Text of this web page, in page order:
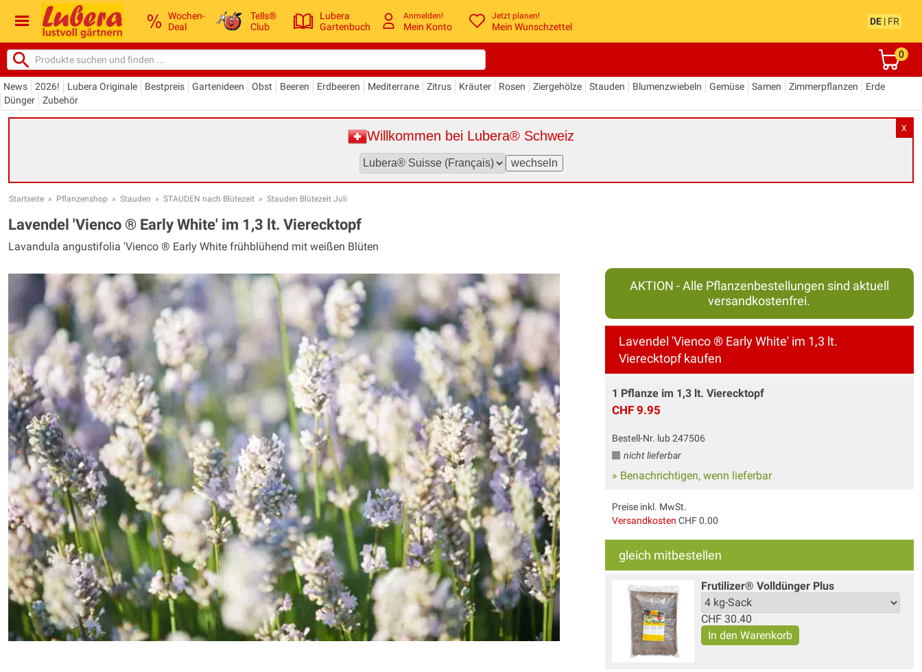
Wochen-
Deal
Tells®
Club
Lubera
Gartenbuch
Anmelden!
Mein Konto
Jetzt planen!
Mein Wunschzettel
DE | FR
0
News 2026! Lubera Originale Bestpreis Gartenideen Obst Beeren Erdbeeren Mediterrane Zitrus Kräuter Rosen Ziergehölze Stauden Blumenzwiebeln Gemüse Samen Zimmerpflanzen
Erde
Dünger
Zubehör
X
Willkommen bei Lubera® Schweiz
Startseite » Pflanzenshop » Stauden » STAUDEN nach Blütezeit » Stauden Blütezeit Juli
Lavendel 'Vienco ® Early White' im 1,3 lt. Vierecktopf
Lavandula angustifolia 'Vienco ® Early White frühblühend mit weißen Blüten
AKTION - Alle Pflanzenbestellungen sind aktuell
versandkostenfrei.
Lavendel 'Vienco ® Early White' im 1,3 lt.
Vierecktopf kaufen
1 Pflanze im 1,3 lt. Vierecktopf
CHF 9.95
Bestell-Nr. lub 247506
nicht lieferbar
» Benachrichtigen, wenn lieferbar
Preise inkl. MwSt.
Versandkosten CHF 0.00
gleich mitbestellen
Frutilizer® Volldünger Plus
CHF 30.40